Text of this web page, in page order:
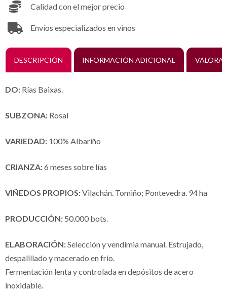
Calidad con el mejor precio
Envíos especializados en vinos
DESCRIPCIÓN INFORMACIÓN ADICIONAL
DO: Rías Baixas.
SUBZONA: Rosal
VARIEDAD: 100% Albariño
CRIANZA:6 meses sobre lías
VIÑEDOS PROPIOS:Vilachán. Tomiño; Pontevedra. 94 ha
PRODUCCIÓN: 50.000 bots.
ELABORACIÓN:Selección y vendimia manual. Estrujado,
despalillado y macerado en frío.
Fermentación lenta y controlada en depósitos de acero
inoxidable.